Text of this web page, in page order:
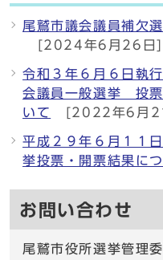
尾鷲市議会議員補欠
[2024年6月26日]
令和３年６月６日執
会議員一般選挙 投票
いて
[2022年6月
平成２９年６月１１
挙投票・開票結果に
お問い合わせ
尾鷲市役所選挙管理